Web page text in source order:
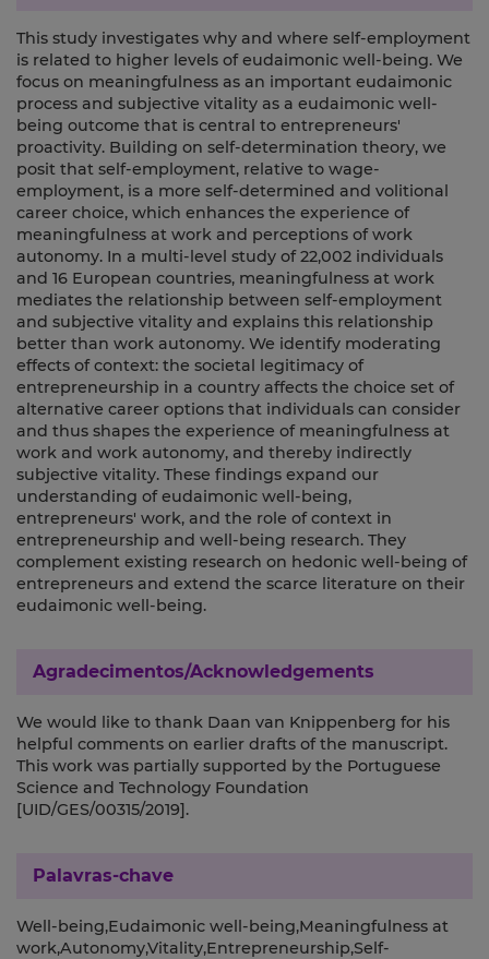
This study investigates why and where self-employment
is related to higher levels of eudaimonic well-being. We
focus on meaningfulness as an important eudaimonic
process and subjective vitality as a eudaimonic well-
being outcome that is central to entrepreneurs'
proactivity. Building on self-determination theory, we
posit that self-employment, relative to wage-
employment, is a more self-determined and volitional
career choice, which enhances the experience of
meaningfulness at work and perceptions of work
autonomy. In a multi-level study of 22,002 individuals
and 16 European countries, meaningfulness at work
mediates the relationship between self-employment
and subjective vitality and explains this relationship
better than work autonomy. We identify moderating
effects of context: the societal legitimacy of
entrepreneurship in a country affects the choice set of
alternative career options that individuals can consider
and thus shapes the experience of meaningfulness at
work and work autonomy, and thereby indirectly
subjective vitality. These findings expand our
understanding of eudaimonic well-being,
entrepreneurs' work, and the role of context in
entrepreneurship and well-being research. They
complement existing research on hedonic well-being of
entrepreneurs and extend the scarce literature on their
eudaimonic well-being.
Agradecimentos/Acknowledgements
We would like to thank Daan van Knippenberg for his
helpful comments on earlier drafts of the manuscript.
This work was partially supported by the Portuguese
Science and Technology Foundation
[UID/GES/00315/2019].
Palavras-chave
Well-being,Eudaimonic well-being,Meaningfulness at
work,Autonomy,Vitality,Entrepreneurship,Self-